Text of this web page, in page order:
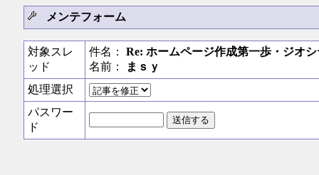
メンテフォーム
対象スレ
ッド
件名： Re: ホームページ作成第一歩・ジオ
名前：
まｓｙ
処理選択
パスワー
ド